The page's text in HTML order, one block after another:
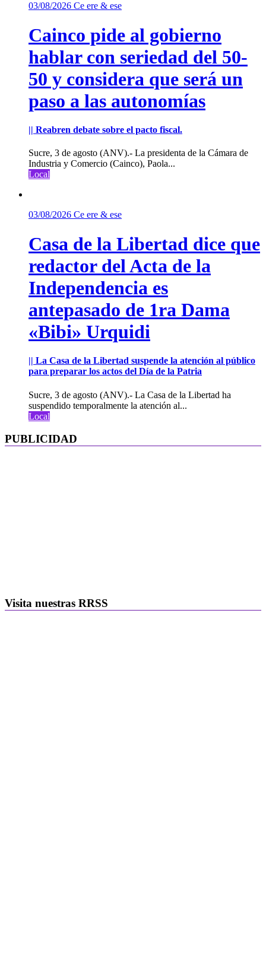
03/08/2026 Ce ere & ese
Cainco pide al gobierno
hablar con seriedad del 50-
50 y considera que será un
paso a las autonomías
|| Reabren debate sobre el pacto fiscal.
Sucre, 3 de agosto (ANV).- La presidenta de la Cámara de
Industria y Comercio (Cainco), Paola...
Local
03/08/2026 Ce ere & ese
Casa de la Libertad dice que
redactor del Acta de la
Independencia es
antepasado de 1ra Dama
«Bibi» Urquidi
|| La Casa de la Libertad suspende la atención al público
para preparar los actos del Día de la Patria
Sucre, 3 de agosto (ANV).- La Casa de la Libertad ha
suspendido temporalmente la atención al...
Local
PUBLICIDAD
Visita nuestras RRSS